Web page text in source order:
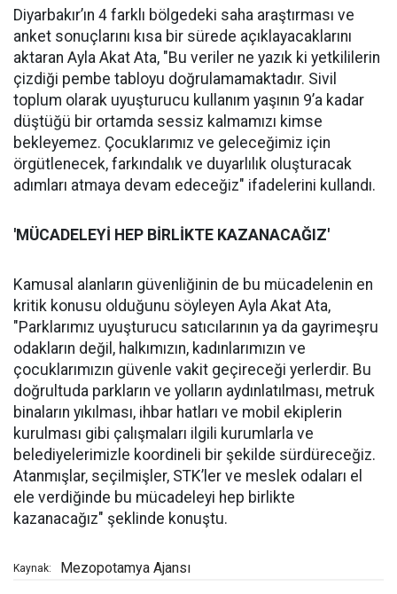
Diyarbakır’ın 4 farklı bölgedeki saha araştırması ve
anket sonuçlarını kısa bir sürede açıklayacaklarını
aktaran Ayla Akat Ata, "Bu veriler ne yazık ki yetkililerin
çizdiği pembe tabloyu doğrulamamaktadır. Sivil
toplum olarak uyuşturucu kullanım yaşının 9’a kadar
düştüğü bir ortamda sessiz kalmamızı kimse
bekleyemez. Çocuklarımız ve geleceğimiz için
örgütlenecek, farkındalık ve duyarlılık oluşturacak
adımları atmaya devam edeceğiz" ifadelerini kullandı.
'MÜCADELEYİ HEP BİRLİKTE KAZANACAĞIZ'
Kamusal alanların güvenliğinin de bu mücadelenin en
kritik konusu olduğunu söyleyen Ayla Akat Ata,
"Parklarımız uyuşturucu satıcılarının ya da gayrimeşru
odakların değil, halkımızın, kadınlarımızın ve
çocuklarımızın güvenle vakit geçireceği yerlerdir. Bu
doğrultuda parkların ve yolların aydınlatılması, metruk
binaların yıkılması, ihbar hatları ve mobil ekiplerin
kurulması gibi çalışmaları ilgili kurumlarla ve
belediyelerimizle koordineli bir şekilde sürdüreceğiz.
Atanmışlar, seçilmişler, STK’ler ve meslek odaları el
ele verdiğinde bu mücadeleyi hep birlikte
kazanacağız" şeklinde konuştu.
Kaynak: Mezopotamya Ajansı